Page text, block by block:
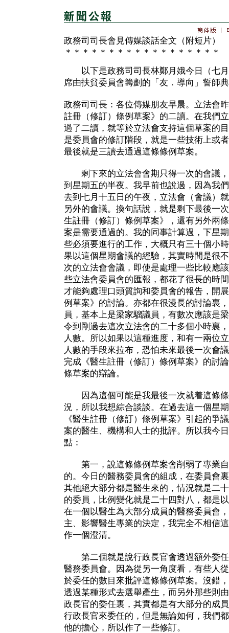
政務司司長會見傳媒談話全文（附短片）
＊＊＊＊＊＊＊＊＊＊＊＊＊＊＊＊＊＊
以下是政務司司長林鄭月娥今日（七月
席由扶貧委員會籌劃的「友．導向」誓師
政務司司長：各位傳媒朋友早晨。立法會
註冊（修訂）條例草案》的二讀。在我們
過了二讀，就等於立法會支持這個草案的
是委員會的修訂階段，就是一些技術上或
最後就是三讀去通過這條條例草案。
剩下來的立法會會期只得一次的會議，
到星期五的半夜。我早前也說過，因為我
去到七月十五日的午夜，立法會（會議）
另外的會議。換句話說，就是剩下最後一
生註冊（修訂）條例草案》，還有另外兩
案是需要通過的。我的同事計算過，下星
些必須要進行的工作，大概只有三十個小
果以這個星期會議的經驗，其實時間是很
次的立法會會議，即使是處理一些比較應
些立法會委員會的匯報，都花了很長的時
才能夠處理口頭質詢和委員會的報告，開
例草案》的討論。亦都在很漫長的討論裏
員，基本上是梁家騮議員，有數次應該是
令到剛過去這次立法會的二十多個小時裏
人數。所以如果以這種進度，和有一兩位
人數的手段來拉布，恐怕未來最後一次會
完成《醫生註冊（修訂）條例草案》的討
條草案的辯論。
因為這個可能是我最後一次就着這條條
況，所以我想綜合談談。在過去這一個星
《醫生註冊（修訂）條例草案》引起的爭
案的醫生、機構和人士的批評。所以我今
點：
第一，說這條條例草案會削弱了專業自
的。今日的醫務委員會的組成，在委員會
其他絕大部分都是醫生來的，情況就是二
的委員，比例變化就是二十四對八，都是
在一個以醫生為大部分成員的醫務委員會
主、影響醫生專業的決定，我完全不相信
作一個澄清。
第二個就是說行政長官會透過額外委任
醫務委員會。因為從另一角度看，有些人
於委任的數目來批評這條條例草案。沒錯
透過某種形式去選舉產生，而另外那些則
政長官的委任裏，其實都是有大部分的成
行政長官來委任的，但是無論如何，我們
他的擔心，所以作了一些修訂。